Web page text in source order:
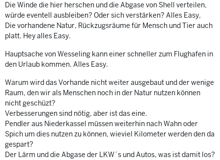
Die Winde die hier herschen und die Abgase von Shell verteilen,
würde eventell ausbleiben? Oder sich verstärken? Alles Easy,
Die vorhandene Natur, Rückzugsräume für Mensch und Tier auch
platt. Hey alles Easy.
Hauptsache von Wesseling kann einer schneller zum Flughafen in
den Urlaub kommen. Alles Easy.
Warum wird das Vorhande nicht weiter ausgebaut und der wenige
Raum, den wir als Menschen noch in der Natur nutzen können
nicht geschüzt?
Verbesserungen sind nötig, aber ist das eine.
Pendler aus Niederkassel müssen weiterhin nach Wahn oder
Spich um dies nutzen zu können, wieviel Kilometer werden den da
gespart?
Der Lärm und die Abgase der LKW´s und Autos, was ist damit los?